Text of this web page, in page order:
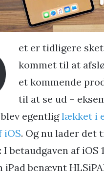
et er tidligere
kommet til at
et kommende
til at se ud –
egentliglækket i
iOS. Og nu lader det
I betaudgaven af iOS
iPad benævnt